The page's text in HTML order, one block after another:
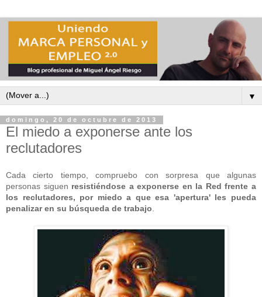
▼
domingo, 20 de octubre de 2013
El miedo a exponerse ante los
reclutadores
Cada cierto tiempo, compruebo con sorpresa que algunas
personas siguen resistiéndose a exponerse en la Red frente a
los reclutadores, por miedo a que esa 'apertura' les pueda
penalizar en su búsqueda de trabajo.